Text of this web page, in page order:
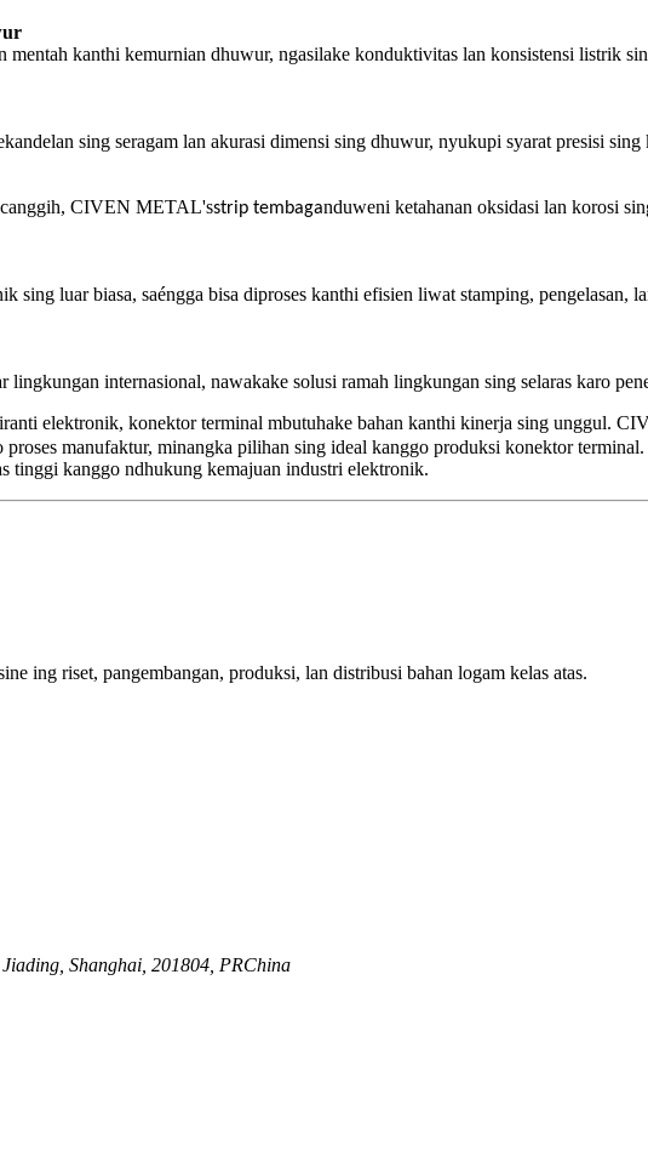
mentah kanthi kemurnian dhuwur, ngasilake konduktivitas lan konsistensi listrik
sing seragam lan akurasi dimensi sing dhuwur, nyukupi syarat presisi
canggih, CIVEN METAL'sstrip tembaganduweni ketahanan oksidasi lan korosi
sing luar biasa, saéngga bisa diproses kanthi efisien liwat stamping,
internasional, nawakake solusi ramah lingkungan sing selaras karo
elektronik, konektor terminal mbutuhake bahan kanthi kinerja sing unggul.
proses manufaktur, minangka pilihan sing ideal kanggo produksi konektor
tinggi kanggo ndhukung kemajuan industri elektronik.
ing riset, pangembangan, produksi, lan distribusi bahan logam kelas atas.
Shanghai, 201804, PRChina